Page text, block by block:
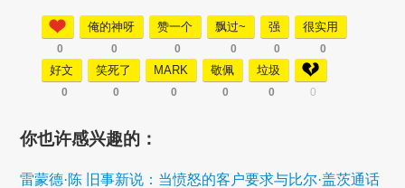
0
俺的神呀
0
赞一个
0
飘过~
0
强
0
很实用
0
好文
0
笑死了
0
MARK
0
敬佩
0
垃圾
0 0
你也许感兴趣的：
雷蒙德·陈 旧事新说：当愤怒的客户要求与比尔·盖茨通话